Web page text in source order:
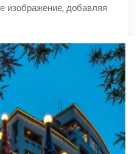
изображение, добавляя